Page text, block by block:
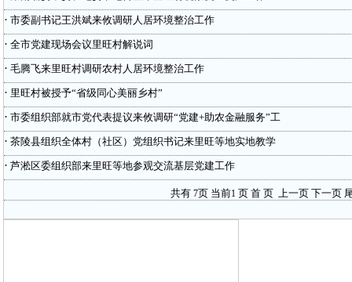
· 市委副书记王洪斌来攸调研人居环境整治工作
· 全市党建现场会议里旺村解说词
· 毛腾飞来里旺村调研农村人居环境整治工作
· 里旺村被授予“省级同心美丽乡村”
· ​市委组织部就市党代表提议来攸调研“党建+助农金融服务”工
· ​茶陵县组织全体村（社区）党组织书记来里旺等地实地教学
· 芦淞区委组织部来里旺等地参观交流基层党建工作
共有 7页 当前1 页 首 页 上一页 下一页